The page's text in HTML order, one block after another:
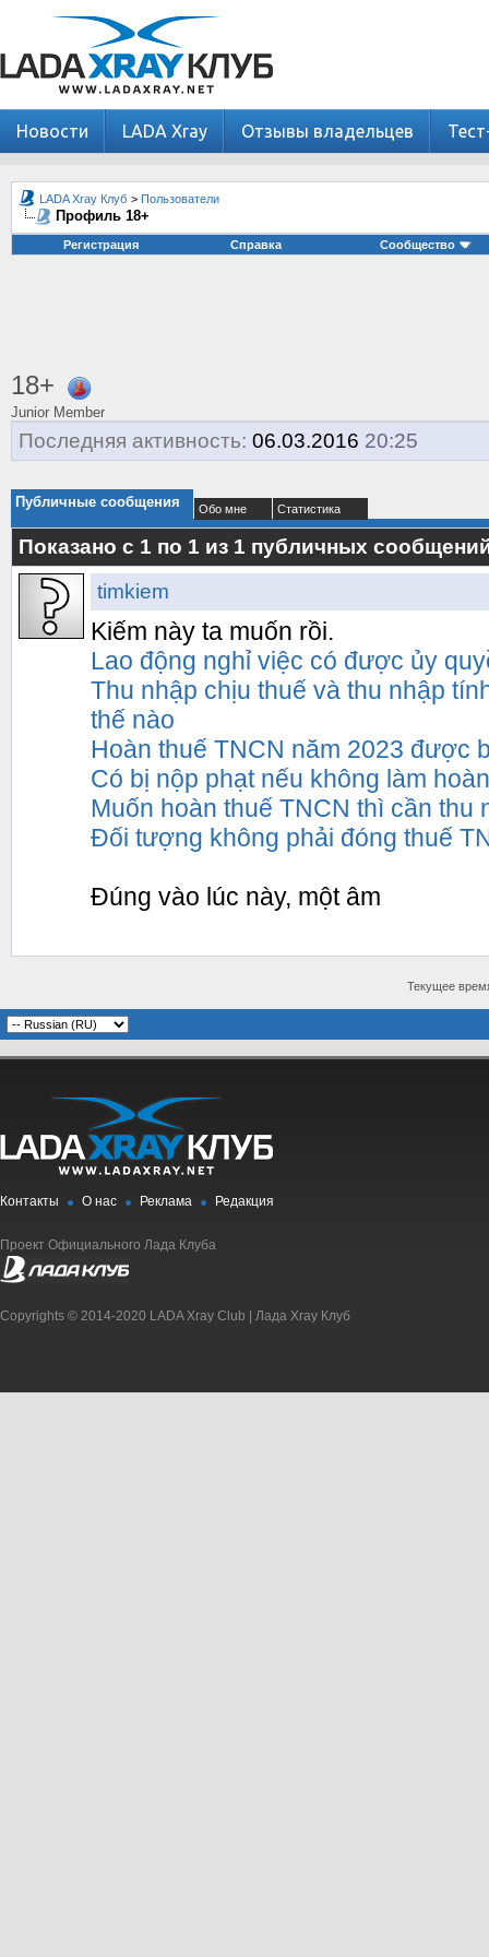
Новости LADA Xray Отзывы владельцев
LADA Xray Клуб > Пользователи
Профиль 18+
Регистрация Справка Сообщество
18+
Junior Member
Последняя активность: 06.03.2016 20:25
Публичные сообщения Обо мне Статистика
Показано с 1 по 1 из 1 публичных
timkiem
Kiếm này ta muốn rồi.
Lao động nghỉ việc có được ủy
Thu nhập chịu thuế và thu nhập
thế nào
Hoàn thuế TNCN năm 2023 được
Có bị nộp phạt nếu không làm
Muốn hoàn thuế TNCN thì cần thu
Đối tượng không phải đóng thuế
Đúng vào lúc này, một âm
Текущее
Контакты О нас Реклама Редакция
Проект Официального Лада Клуба
Copyrights © 2014-2020 LADA Xray Club | Лада Xray Клуб